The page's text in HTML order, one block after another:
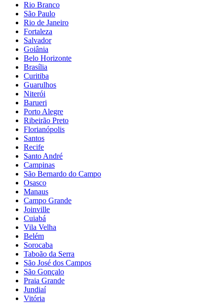
Rio Branco
São Paulo
Rio de Janeiro
Fortaleza
Salvador
Goiânia
Belo Horizonte
Brasília
Curitiba
Guarulhos
Niterói
Barueri
Porto Alegre
Ribeirão Preto
Florianópolis
Santos
Recife
Santo André
Campinas
São Bernardo do Campo
Osasco
Manaus
Campo Grande
Joinville
Cuiabá
Vila Velha
Belém
Sorocaba
Taboão da Serra
São José dos Campos
São Gonçalo
Praia Grande
Jundiaí
Vitória